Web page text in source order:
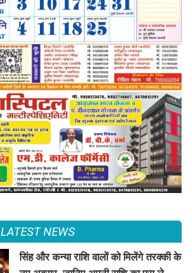
LATEST NEWS
सिंह और कन्या राशि वालों को मिलेंगे तरक्की के